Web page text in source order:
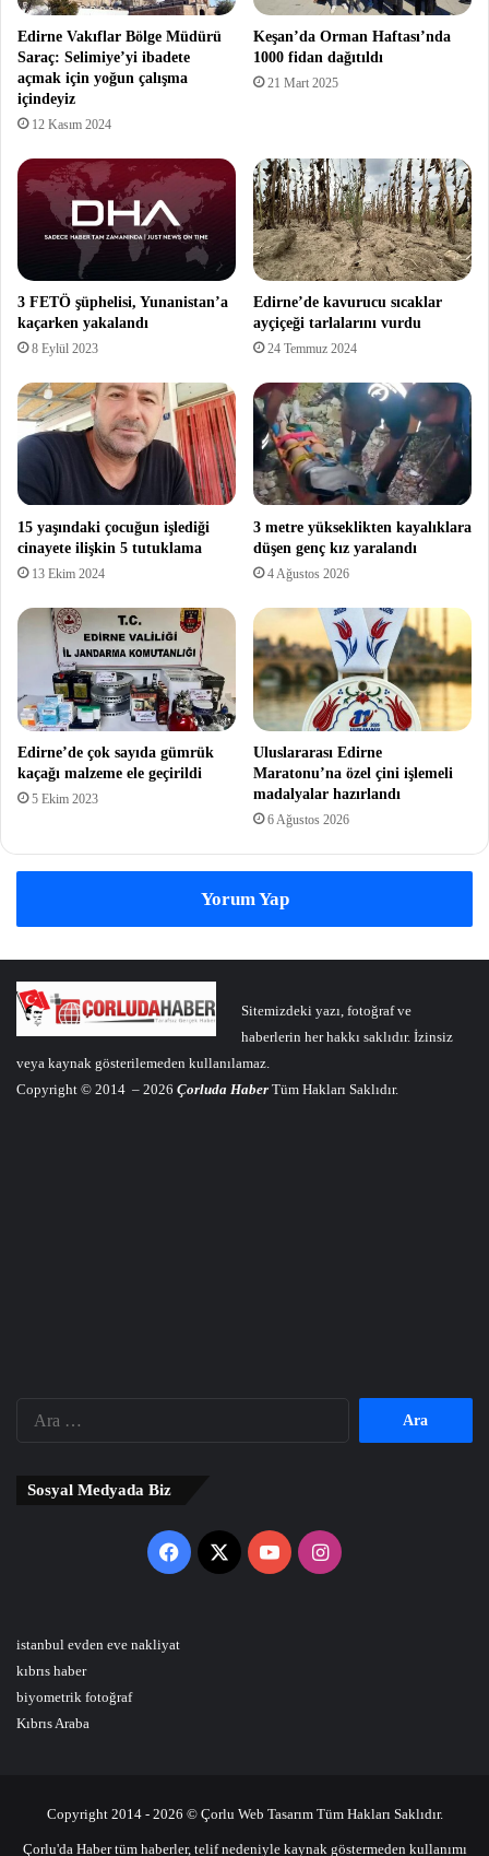
Edirne Vakıflar Bölge Müdürü
Saraç: Selimiye’yi ibadete
açmak için yoğun çalışma
içindeyiz
12 Kasım 2024
Keşan’da Orman Haftası’nda
1000 fidan dağıtıldı
21 Mart 2025
3 FETÖ şüphelisi, Yunanistan’a
kaçarken yakalandı
8 Eylül 2023
Edirne’de kavurucu sıcaklar
ayçiçeği tarlalarını vurdu
24 Temmuz 2024
15 yaşındaki çocuğun işlediği
cinayete ilişkin 5 tutuklama
13 Ekim 2024
3 metre yükseklikten kayalıklara
düşen genç kız yaralandı
4 Ağustos 2026
Edirne’de çok sayıda gümrük
kaçağı malzeme ele geçirildi
5 Ekim 2023
Uluslararası Edirne
Maratonu’na özel çini işlemeli
madalyalar hazırlandı
6 Ağustos 2026
Yorum Yap
Sitemizdeki yazı, fotoğraf ve
haberlerin her hakkı saklıdır. İzinsiz
veya kaynak gösterilemeden kullanılamaz.
Copyright © 2014 – 2026 Çorluda Haber Tüm Hakları Saklıdır.
Sosyal Medyada Biz
Facebook
X YouTubeInstagram
istanbul evden eve nakliyat
kıbrıs haber
biyometrik fotoğraf
Kıbrıs Araba
Copyright 2014 - 2026 © Çorlu Web Tasarım Tüm Hakları Saklıdır.
Çorlu'da Haber tüm haberler, telif nedeniyle kaynak göstermeden kullanımı